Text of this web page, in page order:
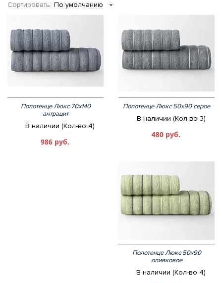
Сортировать: По умолчанию
Полотенце Люкс 70х140
антрацит
В наличии (Кол-во 4)
986 руб.
Полотенце Люкс 50х90 серое
В наличии (Кол-во 3)
480 руб.
Полотенце Люкс 50х90
оливковое
В наличии (Кол-во 4)